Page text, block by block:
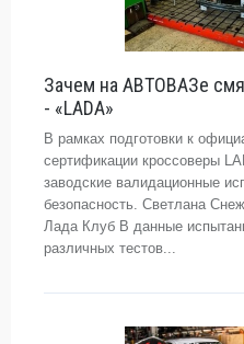
Зачем на АВТОВАЗе
- «LADA»
В рамках подготовки к
сертификации кроссоверы
заводские валидационные
безопасность. Светлана
Лада Клуб В данные
различных тестов...